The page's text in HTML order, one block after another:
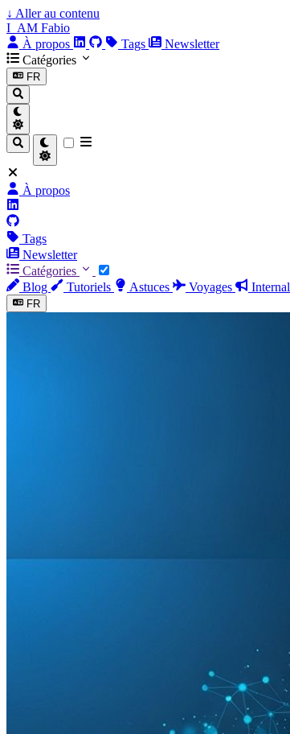
↓ Aller au contenu
I_AM Fabio
À propos
Tags
Newsletter
Catégories
FR
À propos
Tags
Newsletter
Catégories
Blog
Tutoriels Astuces Voyages Internal
FR